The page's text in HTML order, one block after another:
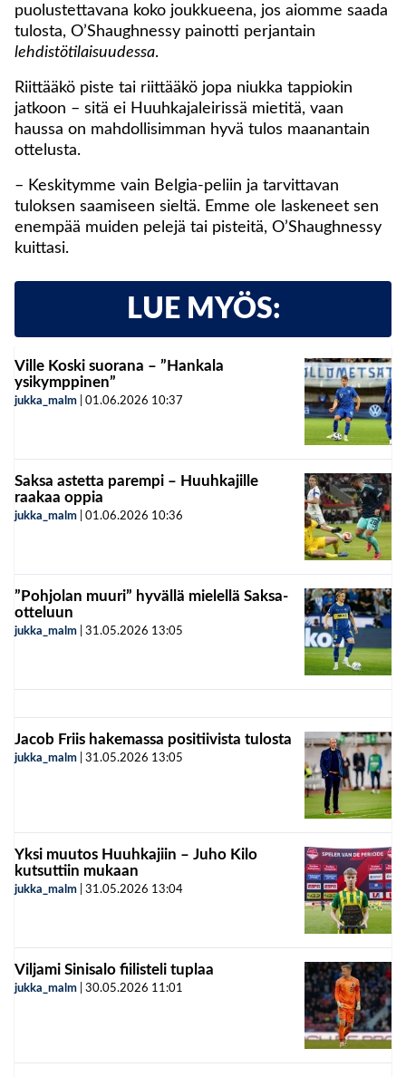
puolustettavana koko joukkueena, jos aiomme saada
tulosta, O’Shaughnessy painotti perjantain
lehdistötilaisuudessa.
Riittääkö piste tai riittääkö jopa niukka tappiokin
jatkoon – sitä ei Huuhkajaleirissä mietitä, vaan
haussa on mahdollisimman hyvä tulos maanantain
ottelusta.
– Keskitymme vain Belgia-peliin ja tarvittavan
tuloksen saamiseen sieltä. Emme ole laskeneet sen
enempää muiden pelejä tai pisteitä, O’Shaughnessy
kuittasi.
LUE MYÖS:
Ville Koski suorana – ”Hankala
ysikymppinen”
jukka_malm 01.06.2026 10:37
Saksa astetta parempi – Huuhkajille
raakaa oppia
jukka_malm 01.06.2026 10:36
”Pohjolan muuri” hyvällä mielellä Saksa-
otteluun
jukka_malm 31.05.2026 13:05
Jacob Friis hakemassa positiivista tulosta
jukka_malm 31.05.2026 13:05
Yksi muutos Huuhkajiin – Juho Kilo
kutsuttiin mukaan
jukka_malm 31.05.2026 13:04
Viljami Sinisalo fiilisteli tuplaa
jukka_malm 30.05.2026 11:01